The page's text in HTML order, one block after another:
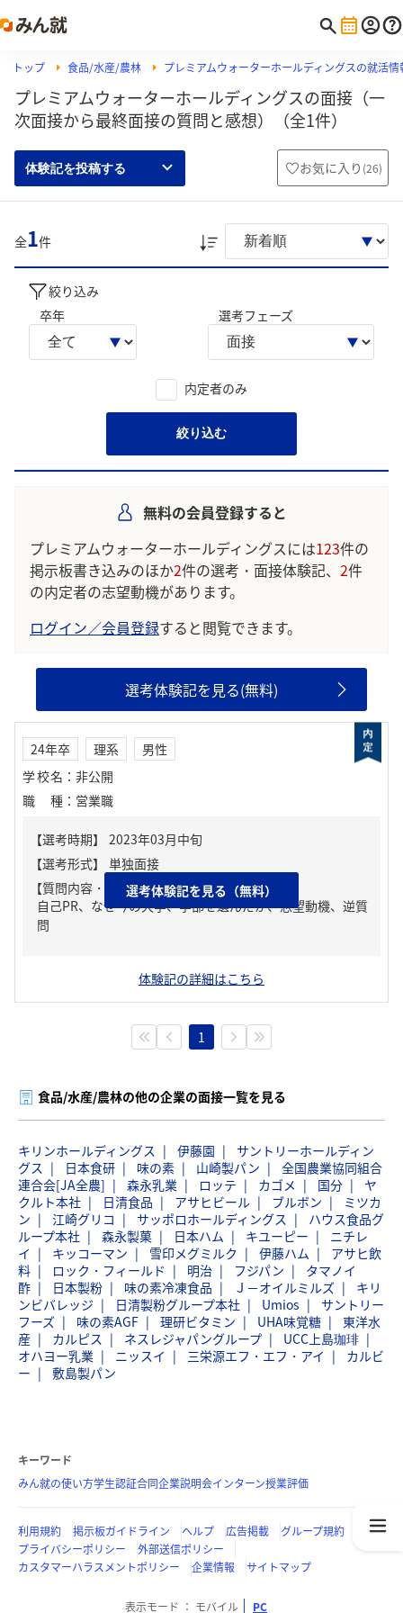
トップ 食品/水産/農林 プレミアムウォーターホールディングスの就活情
プレミアムウォーターホールディングスの面接（一
次面接から最終面接の質問と感想）（全1件）
体験記を投稿する お気に入り (26)
全1件
絞り込み
卒年
選考フェーズ
内定者のみ
絞り込む
無料の会員登録すると
プレミアムウォーターホールディングスには123件の
掲示板書き込みのほか2件の選考・面接体験記、 2件
の内定者の志望動機があります。
ログイン／会員登録すると閲覧できます。
選考体験記を見る(無料)
24年卒 理系
男性
学校名 ： 非公開
職種 ： 営業職
【質問内容・課題】
自己PR、なぜ今の大学、学部を選んだか、志望動機、逆質
問
選考体験記を見る（無料）
体験記の詳細はこちら
1
食品/水産/農林の他の企業の面接一覧を見る
キリンホールディングス 伊藤園
サントリーホールディン
グス
日本食研 味の素 山崎製パン
全国農業協同組合
連合会[JA全農]
森永乳業 ロッテ カゴメ 国分
ヤ
クルト本社
日清食品 アサヒビール ブルボン
ミツカ
ン
江崎グリコ サッポロホールディングス
ハウス食品グ
ループ本社
森永製菓 日本ハム キユーピー
ニチレ
イ
キッコーマン 雪印メグミルク 伊藤ハム
アサヒ飲
料
ロック・フィールド 明治 フジパン
タマノイ
酢
日本製粉 味の素冷凍食品 Ｊ－オイルミルズ
キリ
ンビバレッジ
日清製粉グループ本社 Umios
サントリー
フーズ
味の素AGF 理研ビタミン UHA味覚糖
東洋水
産
カルピス ネスレジャパングループ
UCC上島珈琲
オハヨー乳業
ニッスイ 三栄源エフ・エフ・アイ
カルビ
ー
敷島製パン
キーワード
みん就の使い方学生認証合同企業説明会インターン授業評価
利用規約 掲示板ガイドライン ヘルプ 広告掲載
グループ規約
プライバシーポリシー
外部送信ポリシー
カスタマーハラスメントポリシー
企業情報 サイトマップ
表示モード モバイル PC